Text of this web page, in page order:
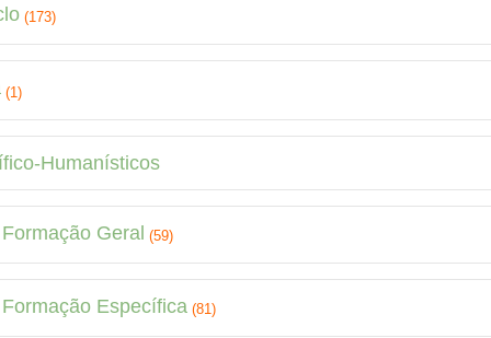
(173)
(1)
Humanísticos
Formação Geral (59)
Formação Específica (81)